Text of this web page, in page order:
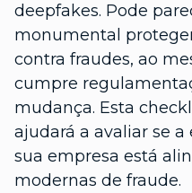
deepfakes. Pode
monumental
contra fraudes, ao
cumpre
mudança. Esta
ajudará a avaliar se a
sua empresa está
modernas de fraude.